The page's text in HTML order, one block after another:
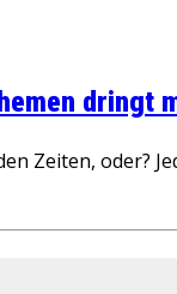
dringt
Zeiten, oder?